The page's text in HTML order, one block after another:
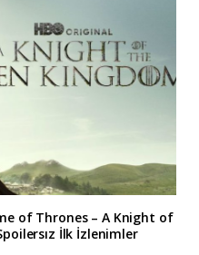
of Thrones – A Knight of
İlk İzlenimler